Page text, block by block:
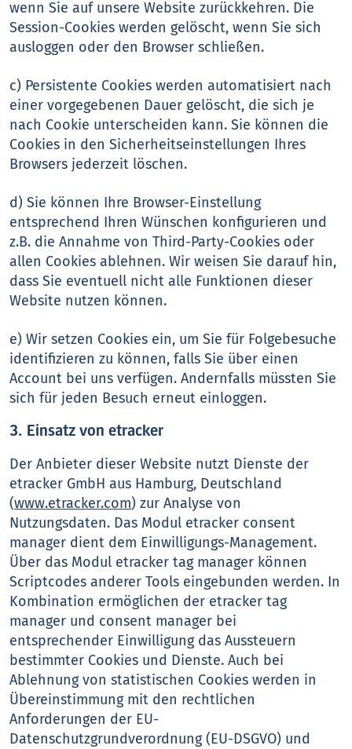
wenn Sie auf unsere Website zurückkehren. Die
Session-Cookies werden gelöscht, wenn Sie sich
ausloggen oder den Browser schließen.
c) Persistente Cookies werden automatisiert nach
einer vorgegebenen Dauer gelöscht, die sich je
nach Cookie unterscheiden kann. Sie können die
Cookies in den Sicherheitseinstellungen Ihres
Browsers jederzeit löschen.
d) Sie können Ihre Browser-Einstellung
entsprechend Ihren Wünschen konfigurieren und
z.B. die Annahme von Third-Party-Cookies oder
allen Cookies ablehnen. Wir weisen Sie darauf hin,
dass Sie eventuell nicht alle Funktionen dieser
Website nutzen können.
e) Wir setzen Cookies ein, um Sie für Folgebesuche
identifizieren zu können, falls Sie über einen
Account bei uns verfügen. Andernfalls müssten Sie
sich für jeden Besuch erneut einloggen.
3. Einsatz von etracker
Der Anbieter dieser Website nutzt Dienste der
etracker GmbH aus Hamburg, Deutschland
(www.etracker.com) zur Analyse von
Nutzungsdaten. Das Modul etracker consent
manager dient dem Einwilligungs-Management.
Über das Modul etracker tag manager können
Scriptcodes anderer Tools eingebunden werden. In
Kombination ermöglichen der etracker tag
manager und consent manager bei
entsprechender Einwilligung das Aussteuern
bestimmter Cookies und Dienste. Auch bei
Ablehnung von statistischen Cookies werden in
Übereinstimmung mit den rechtlichen
Anforderungen der EU-
Datenschutzgrundverordnung (EU-DSGVO) und